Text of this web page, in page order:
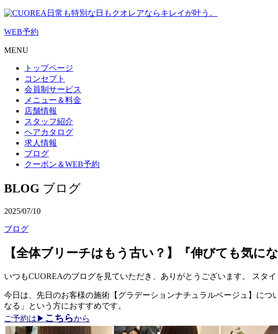
日常も特別な日もクオレアならキレイが叶う。
WEB予約
MENU
トップページ
コンセプト
会員制サービス
メニュー＆料金
店舗情報
スタッフ紹介
ヘアカタログ
求人情報
ブログ
クーポン＆WEB予約
BLOG ブログ
2025/07/10
ブログ
【全体ブリーチはもう古い？】『伸びても気
いつもCUOREAのブログを見ていただき、ありがとうございます。 スタ
今日は、先日のお客様の施術【グラデーションナチュラルベージュ】に
なる」という方におすすめです。
ご予約は ▶︎ こちらから